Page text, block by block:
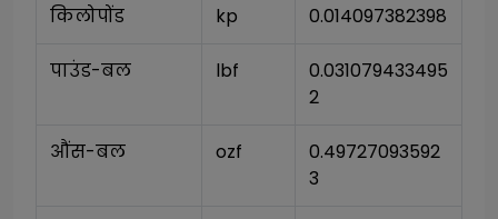
किलोपोंड kp 0.014097382398
पाउंड-बल lbf
0.031079433495
2
औंस-बल ozf
0.49727093592
3